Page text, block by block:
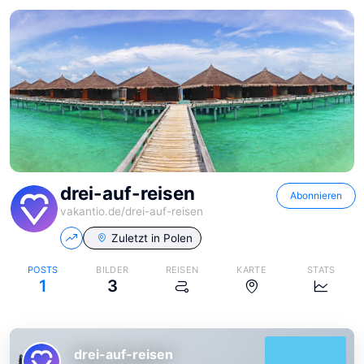
drei-auf-reisen
vakantio.de/drei-auf-reisen
Abonnieren
Zuletzt in Polen
POSTS
1
BILDER
3
REISEN KARTE STATS
drei-auf-reisen